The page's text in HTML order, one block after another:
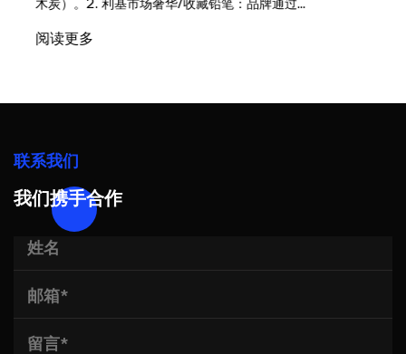
木炭）。2. 利基市场奢华/收藏铅笔：品牌通过...
阅读更多
联系我们
我们携手合作